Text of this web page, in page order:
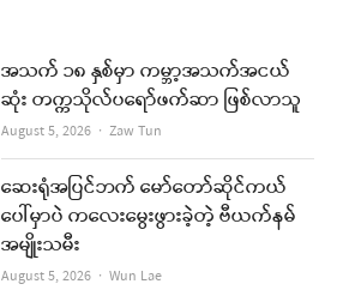
t
u
b
i
l
အသက် ၁၈ နှစ်မှာ ကမ္ဘာ့အသက်အငယ်
ဆုံး တက္ကသိုလ်ပရော်ဖက်ဆာ ဖြစ်လာသူ
August 5, 2026 Author
Zaw Tun
ဆေးရုံအပြင်ဘက် မော်တော်ဆိုင်ကယ်
ပေါ်မှာပဲ ကလေးမွေးဖွားခဲ့တဲ့ ဗီယက်နမ်
အမျိုးသမီး
August 5, 2026 Author
Wun Lae